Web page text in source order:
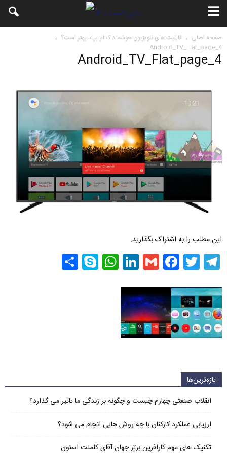
صفحه اصلی
قابلیت های تلویزیون هوشمند کدام برند بهتر است؟
Android_TV_Flat_page_4
Android_TV_Flat_page_4
این مطلب را به اشتراک بگذارید:
Telegram
Twitter
Facebook
Gmail
LinkedIn
WhatsApp
Skype
تازه‌ترین‌ها
انقلاب صنعتی چهارم چیست و چگونه بر زندگی ما تاثیر می گذارد؟
ارزیابی عملکرد کارکنان با چه روش هایی انجام می شود؟
تکنیک های مهم کارافرین برتر جهان آقای کلمنت استون